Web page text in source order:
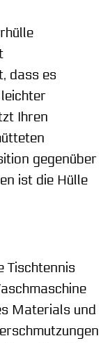
dass es
Ihren
gegenüber
ist die Hülle
Tischtennis
Materials und